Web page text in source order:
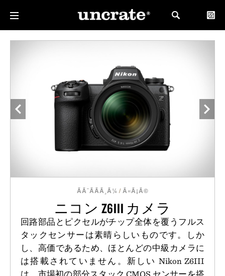
ÃÃ¯ÃÃ­Ã¸Ã¼ / Ã«Ã¡Ã©
ニコン Z6III カメラ
回路部品とピクセルがチップ全体を覆うフルス
タックセンサーは素晴らしいものです。しか
し、高価であるため、ほとんどの中級カメラに
は搭載されていません。新しい Nikon Z6III
は、市場初の部分スタック CMOS センサーを搭